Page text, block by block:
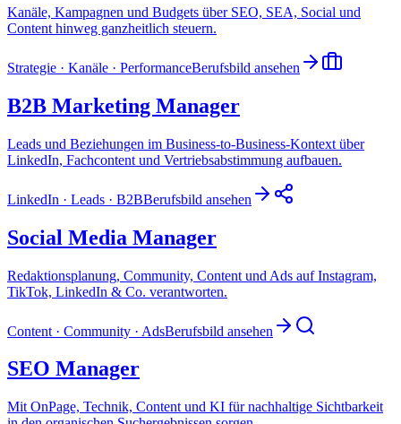
Kanäle, Kampagnen und Budgets über SEO, SEA, Social und
Content hinweg ganzheitlich steuern.
Strategie · Kanäle · PerformanceBerufsbild ansehen
B2B Marketing Manager
Leads und Beziehungen im Business-to-Business-Kontext über
LinkedIn, Fachcontent und Vertriebsabstimmung aufbauen.
LinkedIn · Leads · B2BBerufsbild ansehen
Social Media Manager
Redaktionsplanung, Community, Content und Ads auf Instagram,
TikTok, LinkedIn & Co. verantworten.
Content · Community · AdsBerufsbild ansehen
SEO Manager
Mit OnPage, Technik, Content und KI für nachhaltige Sichtbarkeit